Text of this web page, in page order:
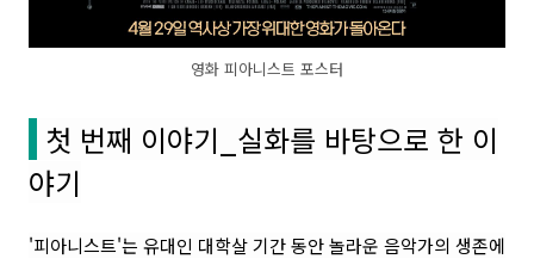
영화 피아니스트 포스터
첫 번째 이야기_실화를 바탕으로 한 이
야기
'피아니스트'는 유대인 대학살 기간 동안 놀라운 음악가의 생존에